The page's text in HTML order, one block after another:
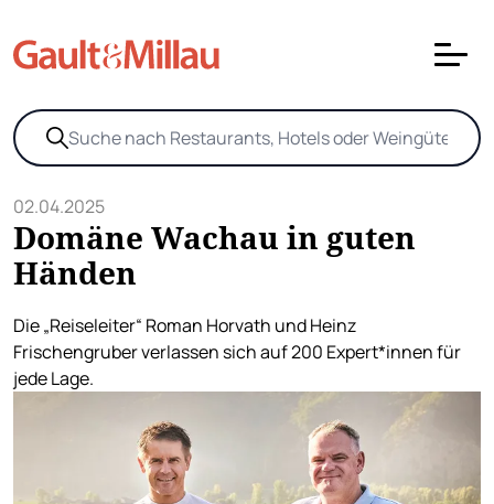
02.04.2025
Domäne Wachau in guten
Händen
Die „Reiseleiter“ Roman Horvath und Heinz
Frischengruber verlassen sich auf 200 Expert*innen für
jede Lage.